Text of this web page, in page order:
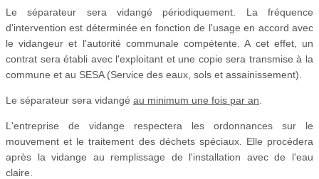
Le séparateur sera vidangé périodiquement. La fréquence
d'intervention est déterminée en fonction de l'usage en accord avec
le vidangeur et l'autorité communale compétente. A cet effet, un
contrat sera établi avec l'exploitant et une copie sera transmise à la
commune et au SESA (Service des eaux, sols et assainissement)
Le séparateur sera vidangé au minimum une fois par an
L'entreprise de vidange respectera les ordonnances sur le
mouvement et le traitement des déchets spéciaux. Elle procédera
après la vidange au remplissage de l'installation avec de l'eau
claire.